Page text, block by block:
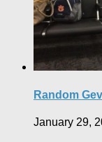
Random
January 29,